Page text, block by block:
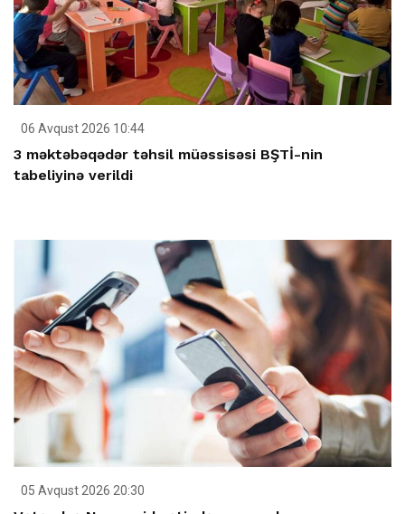
06 Avqust 2026 10:44
3 məktəbəqədər təhsil müəssisəsi BŞTİ-nin
tabeliyinə verildi
05 Avqust 2026 20:30